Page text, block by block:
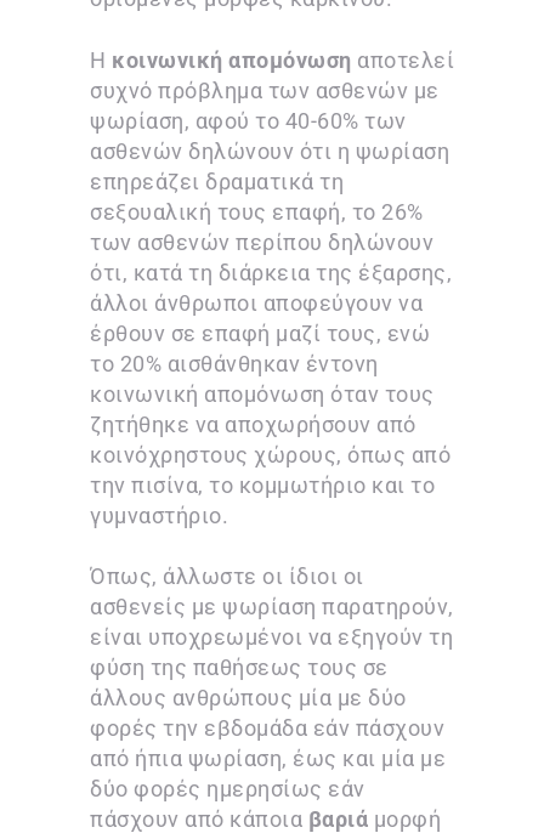
Η κοινωνική απομόνωση αποτελεί
συχνό πρόβλημα των ασθενών με
ψωρίαση, αφού το 40-60% των
ασθενών δηλώνουν ότι η ψωρίαση
επηρεάζει δραματικά τη
σεξουαλική τους επαφή, το 26%
των ασθενών περίπου δηλώνουν
ότι, κατά τη διάρκεια της έξαρσης,
άλλοι άνθρωποι αποφεύγουν να
έρθουν σε επαφή μαζί τους, ενώ
το 20% αισθάνθηκαν έντονη
κοινωνική απομόνωση όταν τους
ζητήθηκε να αποχωρήσουν από
κοινόχρηστους χώρους, όπως από
την πισίνα, το κομμωτήριο και το
γυμναστήριο.
Όπως, άλλωστε οι ίδιοι οι
ασθενείς με ψωρίαση παρατηρούν,
είναι υποχρεωμένοι να εξηγούν τη
φύση της παθήσεως τους σε
άλλους ανθρώπους μία με δύο
φορές την εβδομάδα εάν πάσχουν
από ήπια ψωρίαση, έως και μία με
δύο φορές ημερησίως εάν
πάσχουν από κάποια βαριά μορφή